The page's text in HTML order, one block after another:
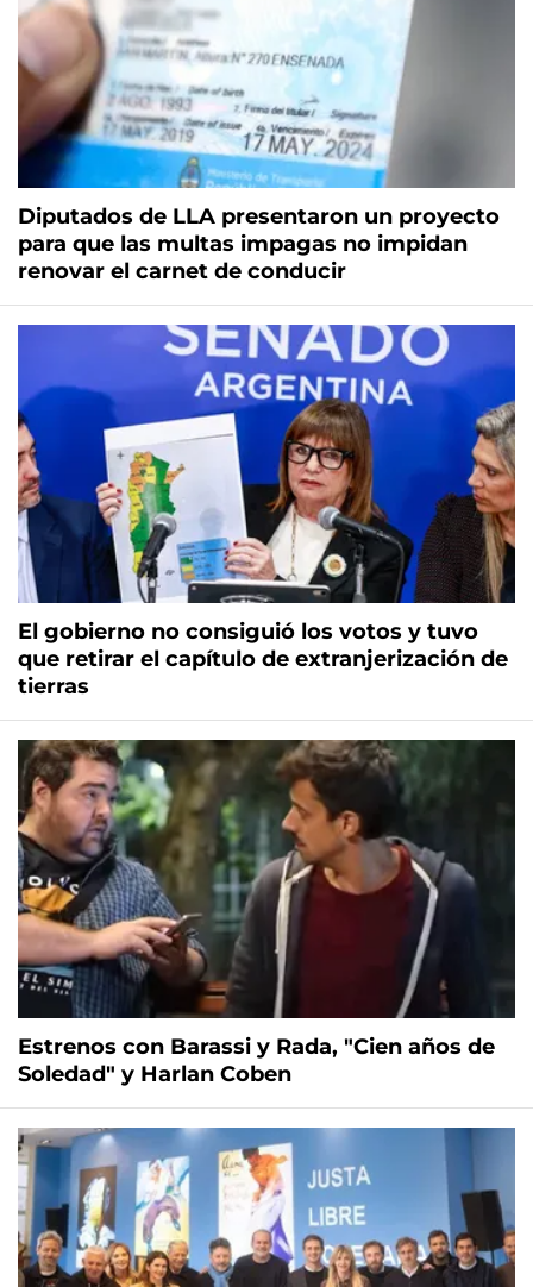
Diputados de LLA presentaron un proyecto
para que las multas impagas no impidan
renovar el carnet de conducir
El gobierno no consiguió los votos y tuvo
que retirar el capítulo de extranjerización de
tierras
Estrenos con Barassi y Rada, "Cien años de
Soledad" y Harlan Coben